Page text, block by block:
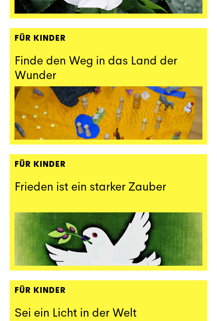
FÜR KINDER
Finde den Weg in das Land der
Wunder
FÜR KINDER
Frieden ist ein starker Zauber
FÜR KINDER
Sei ein Licht in der Welt